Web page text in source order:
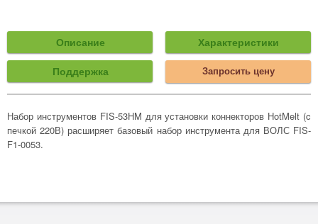
Описание Характеристики
Поддержка Запросить цену
Набор инструментов FIS-53HM для установки коннекторов HotMelt (c
печкой 220В) расширяет базовый набор инструмента для ВОЛС FIS-
F1-0053.